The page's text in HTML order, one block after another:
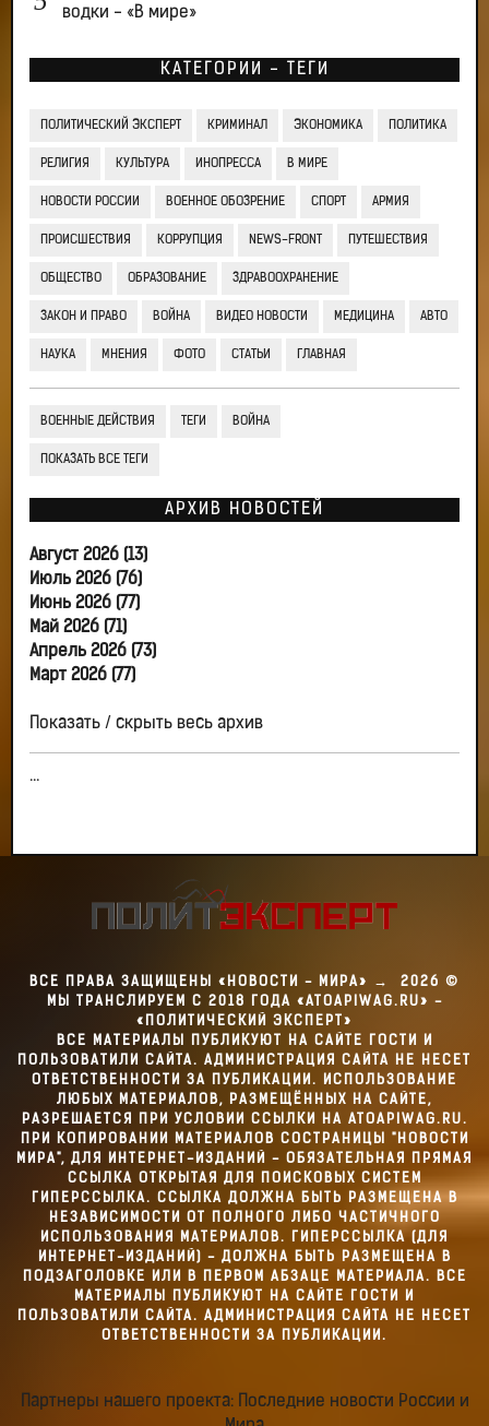
водки - «В мире»
КАТЕГОРИИ - ТЕГИ
ПОЛИТИЧЕСКИЙ ЭКСПЕРТ КРИМИНАЛ ЭКОНОМИКА ПОЛИТИКА
РЕЛИГИЯ КУЛЬТУРА ИНОПРЕССА В МИРЕ
НОВОСТИ РОССИИ ВОЕННОЕ ОБОЗРЕНИЕ СПОРТ АРМИЯ
ПРОИСШЕСТВИЯ КОРРУПЦИЯ NEWS-FRONT ПУТЕШЕСТВИЯ
ОБЩЕСТВО ОБРАЗОВАНИЕ ЗДРАВООХРАНЕНИЕ
ЗАКОН И ПРАВО ВОЙНА ВИДЕО НОВОСТИ МЕДИЦИНА АВТО
НАУКА МНЕНИЯ ФОТО СТАТЬИ ГЛАВНАЯ
ВОЕННЫЕ ДЕЙСТВИЯ ТЕГИ ВОЙНА
ПОКАЗАТЬ ВСЕ ТЕГИ
АРХИВ НОВОСТЕЙ
Август 2026 (13)
Июль 2026 (76)
Июнь 2026 (77)
Май 2026 (71)
Апрель 2026 (73)
Март 2026 (77)
Показать / скрыть весь архив
...
ВСЕ ПРАВА ЗАЩИЩЕНЫ «НОВОСТИ - МИРА» → 2026 ©
МЫ ТРАНСЛИРУЕМ С 2018 ГОДА «ATOAPIWAG.RU» -
«ПОЛИТИЧЕСКИЙ ЭКСПЕРТ»
ВСЕ МАТЕРИАЛЫ ПУБЛИКУЮТ НА САЙТЕ ГОСТИ И
ПОЛЬЗОВАТИЛИ САЙТА. АДМИНИСТРАЦИЯ САЙТА НЕ НЕСЕТ
ОТВЕТСТВЕННОСТИ ЗА ПУБЛИКАЦИИ. ИСПОЛЬЗОВАНИЕ
ЛЮБЫХ МАТЕРИАЛОВ, РАЗМЕЩЁННЫХ НА САЙТЕ,
РАЗРЕШАЕТСЯ ПРИ УСЛОВИИ ССЫЛКИ НА ATOAPIWAG.RU.
ПРИ КОПИРОВАНИИ МАТЕРИАЛОВ СОСТРАНИЦЫ "НОВОСТИ
МИРА", ДЛЯ ИНТЕРНЕТ-ИЗДАНИЙ - ОБЯЗАТЕЛЬНАЯ ПРЯМАЯ
ССЫЛКА ОТКРЫТАЯ ДЛЯ ПОИСКОВЫХ СИСТЕМ
ГИПЕРССЫЛКА. ССЫЛКА ДОЛЖНА БЫТЬ РАЗМЕЩЕНА В
НЕЗАВИСИМОСТИ ОТ ПОЛНОГО ЛИБО ЧАСТИЧНОГО
ИСПОЛЬЗОВАНИЯ МАТЕРИАЛОВ. ГИПЕРССЫЛКА (ДЛЯ
ИНТЕРНЕТ-ИЗДАНИЙ) - ДОЛЖНА БЫТЬ РАЗМЕЩЕНА В
ПОДЗАГОЛОВКЕ ИЛИ В ПЕРВОМ АБЗАЦЕ МАТЕРИАЛА. ВСЕ
МАТЕРИАЛЫ ПУБЛИКУЮТ НА САЙТЕ ГОСТИ И
ПОЛЬЗОВАТИЛИ САЙТА. АДМИНИСТРАЦИЯ САЙТА НЕ НЕСЕТ
ОТВЕТСТВЕННОСТИ ЗА ПУБЛИКАЦИИ.
Партнеры нашего проекта: Последние новости России и